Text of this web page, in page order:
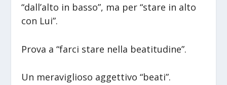
“dall’alto in basso”, ma per “stare in alto
con Lui”.
Prova a “farci stare nella beatitudine”.
Un meraviglioso aggettivo “beati”.